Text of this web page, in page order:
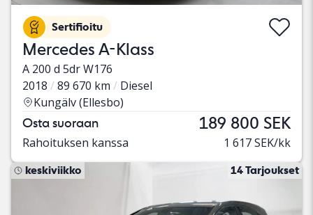
Sertifioitu
Mercedes A-Klass
A 200 d 5dr W176
2018
89 670 km
Diesel
Kungälv (Ellesbo)
Osta suoraan 189 800 SEK
Rahoituksen kanssa 1 617 SEK/kk
keskiviikko 14 Tarjoukset